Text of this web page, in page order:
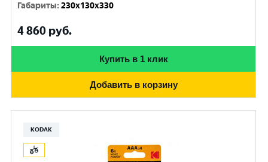
Габариты:230x130x330
4 860 руб.
Купить в 1 клик
Добавить в корзину
KODAK